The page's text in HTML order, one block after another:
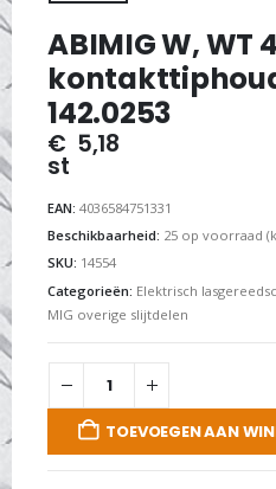
ABIMIG W, WT
142.0253
€ 5,18
st
EAN: 4036584751331
Beschikbaarheid: 25 op voorraad
SKU: 14554
Categorieën: Elektrisch
MIG overige slijtdelen
TOEVOEGEN AAN